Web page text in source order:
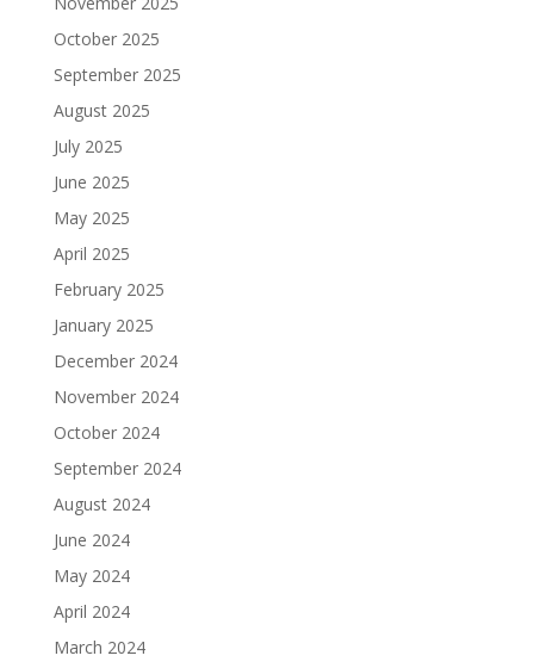
October 2025
September 2025
August 2025
July 2025
June 2025
May 2025
April 2025
February 2025
January 2025
December 2024
November 2024
October 2024
September 2024
August 2024
June 2024
May 2024
April 2024
March 2024